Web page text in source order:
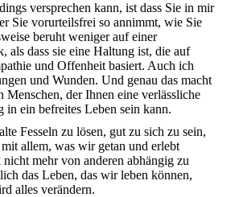
versprechen kann, ist dass Sie in mir
Sie vorurteilsfrei so annimmt, wie Sie
beruht weniger auf einer
als dass sie eine Haltung ist, die auf
und Offenheit basiert. Auch ich
und Wunden. Und genau das macht
Menschen, der Ihnen eine verlässliche
in ein befreites Leben sein kann.
Fesseln zu lösen, gut zu sich zu sein,
allem, was wir getan und erlebt
mehr von anderen abhängig zu
das Leben, das wir leben können,
alles verändern.